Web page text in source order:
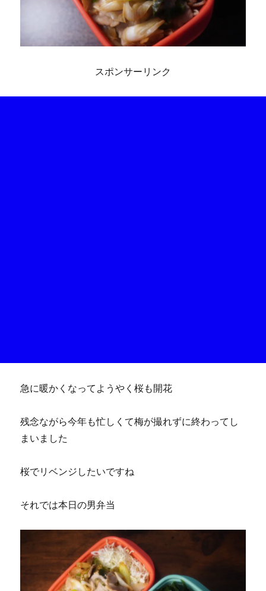
スポンサーリンク
急に暖かくなってようやく桜も開花
残念ながら今年も忙しくて梅が撮れずに終わってし
まいました
桜でリベンジしたいですね
それでは本日の男弁当